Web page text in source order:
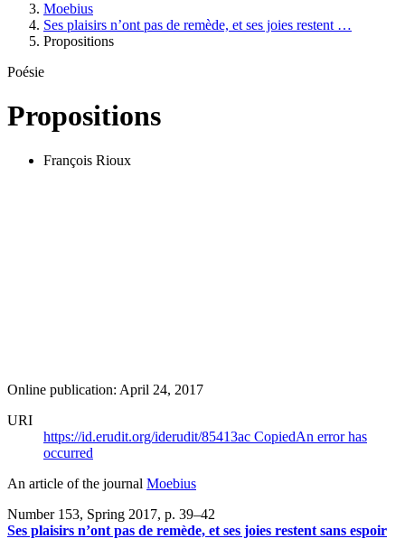
Moebius
Ses plaisirs n’ont pas de remède, et ses joies restent …
Propositions
Poésie
Propositions
François Rioux
Online publication: April 24, 2017
URI
https://id.erudit.org/iderudit/85413ac CopiedAn error has
occurred
An article of the journal Moebius
Number 153, Spring 2017, p. 39–42
Ses plaisirs n’ont pas de remède, et ses joies restent sans espoir